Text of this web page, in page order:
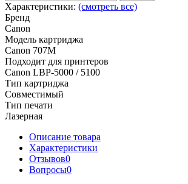
Характеристики: (смотреть все)
Бренд
Canon
Модель картриджа
Canon 707M
Подходит для принтеров
Canon LBP-5000 / 5100
Тип картриджа
Совместимый
Тип печати
Лазерная
Описание товара
Характеристики
Отзывов0
Вопросы0